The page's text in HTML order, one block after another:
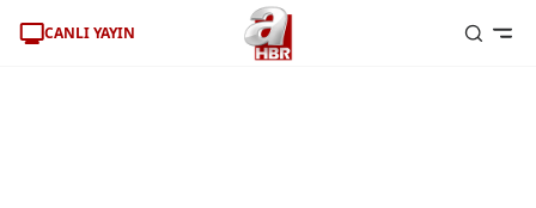
CANLI YAYIN